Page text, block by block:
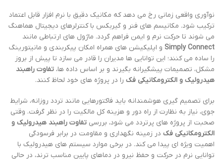
نوآوری واقعی زمانی رخ می دهد که مکانیک دقیق با نرم افزار قابل اعتماد
ترکیب شود. مکانیسم های فنر و گیربکس با کنترلرهای دیجیتال هماهنگ
می شوند تا حرکت نرم و ایمن فراهم گردد. ماژول های ارتباطی مانند
Simply Connect و اپلیکیشن های همراه امکان پیکربندی و مانیتورینگ
را ساده می کنند؛ این توانایی ها مدیران را قادر می سازد تا پیش از بروز
مشکل، تصمیمات پیشگیرانه بگیرند و بر اساس داده ها، تفاوت راهبند
هیدرولیک و الکترومکانیکی فک را در پروژه های خود لحاظ کنند.
برای تصمیم گیری هوشمندانه باید فاکتورهایی مانند تردد روزانه، شرایط
جوی، نیاز به نظارت از راه دور و هزینه کل مالکیت را در نظر گرفت. وقتی
صحبت از پروژه های پرتردد می شود، بررسی تفاوت راهبند هیدرولیک و
الکترومکانیکی فک در زمینه نگهداری و مقاومت در برابر فرسودگی
اهمیت ویژه ای پیدا می کند. در برخی موارد سیستم های هیدرولیک با
توانایی نرم در حرکت و حفظ نیرو در دماهای پایین مناسب ترند، در حالی